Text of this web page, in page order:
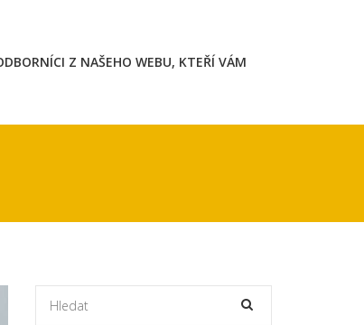
Z NAŠEHO WEBU, KTEŘÍ VÁM